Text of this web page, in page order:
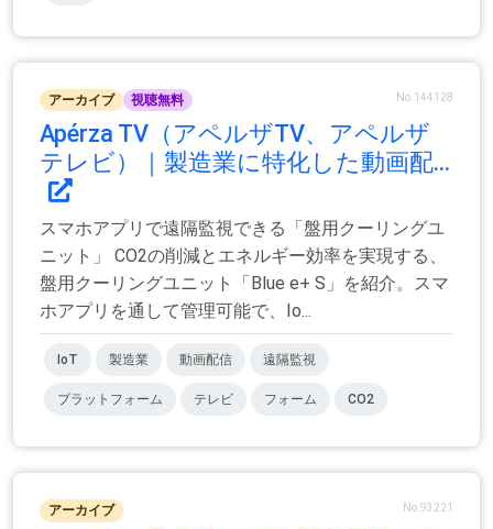
アーカイブ 視聴無料 No.144128
Apérza TV（アペルザTV、アペルザ
テレビ）｜製造業に特化した動画配...
スマホアプリで遠隔監視できる「盤用クーリングユ
ニット」 CO2の削減とエネルギー効率を実現する、
盤用クーリングユニット「Blue e+ S」を紹介。スマ
ホアプリを通して管理可能で、Io...
IoT 製造業 動画配信 遠隔監視
プラットフォーム テレビ フォーム CO2
アーカイブ No.93221